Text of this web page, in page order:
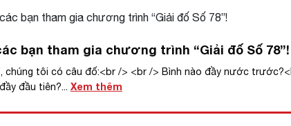
bạn tham gia chương trình “Giải đố Số 78”!
chúng tôi có câu đố:<br /> <br /> Bình nào đầy nước
đầu tiên?... Xem thêm